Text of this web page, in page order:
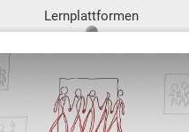
Lernplattformen